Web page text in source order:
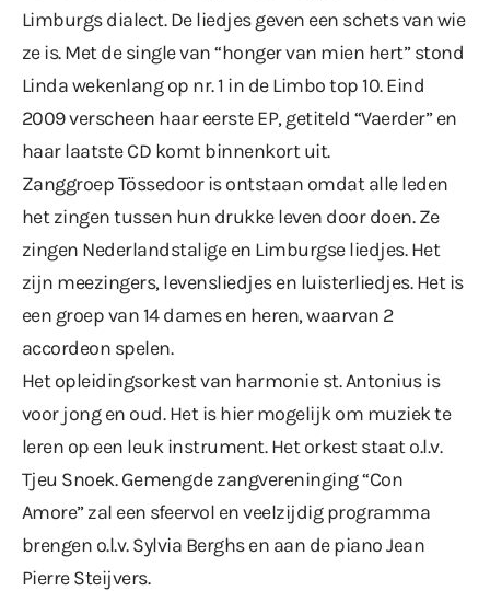
Limburgs dialect. De liedjes geven een schets van wie
ze is. Met de single van “honger van mien hert” stond
Linda wekenlang op nr. 1 in de Limbo top 10. Eind
2009 verscheen haar eerste EP, getiteld “Vaerder” en
haar laatste CD komt binnenkort uit.
Zanggroep Tössedoor is ontstaan omdat alle leden
het zingen tussen hun drukke leven door doen. Ze
zingen Nederlandstalige en Limburgse liedjes. Het
zijn meezingers, levensliedjes en luisterliedjes. Het is
een groep van 14 dames en heren, waarvan 2
accordeon spelen.
Het opleidingsorkest van harmonie st. Antonius is
voor jong en oud. Het is hier mogelijk om muziek te
leren op een leuk instrument. Het orkest staat o.l.v.
Tjeu Snoek. Gemengde zangvereninging “Con
Amore” zal een sfeervol en veelzijdig programma
brengen o.l.v. Sylvia Berghs en aan de piano Jean
Pierre Steijvers.